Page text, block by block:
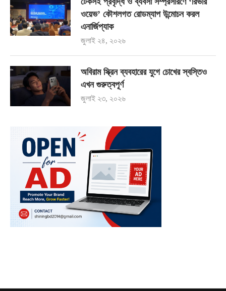
ওয়েভ’ কৌশলগত রোডম্যাপ উন্মোচন করল
এনার্জিপ্যাক
জুলাই ২৪, ২০২৬
অবিরাম স্ক্রিন ব্যবহারের যুগে চোখের স্বস্তিও
এখন গুরুত্বপূর্ণ
জুলাই ২৩, ২০২৬